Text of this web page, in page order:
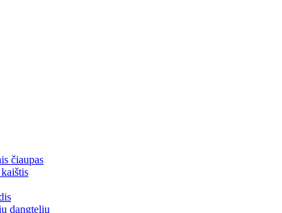
čiaupas
dangteliu